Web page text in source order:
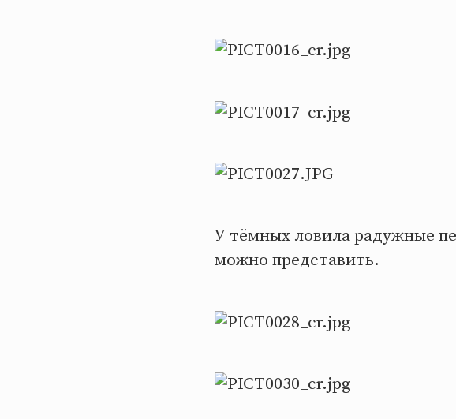
У тёмных ловила радужные
можно представить.